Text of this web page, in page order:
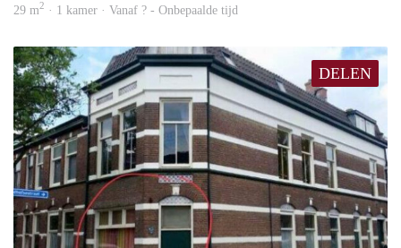
29 m2 · 1 kamer · Vanaf ? - Onbepaalde tijd
DELEN